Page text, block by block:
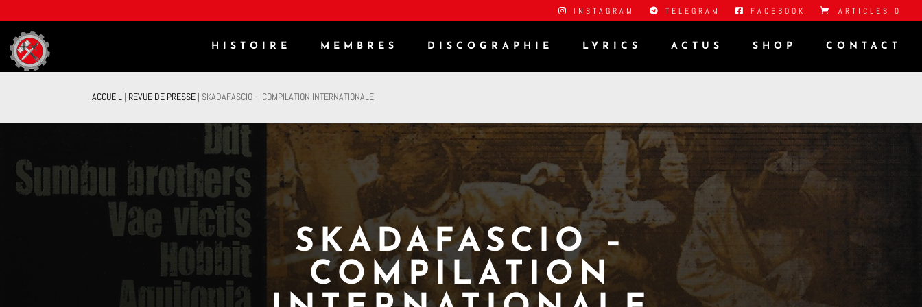
INSTAGRAM TELEGRAM FACEBOOK ARTICLES 0
HISTOIRE MEMBRES DISCOGRAPHIE LYRICS ACTUS SHOP CONTACT
ACCUEIL | REVUE DE PRESSE | SKADAFASCIO – COMPILATION INTERNATIONALE
SKADAFASCIO –
COMPILATION